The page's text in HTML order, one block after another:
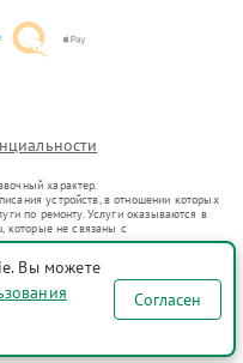
характер.
устройств, в отношении которых
по ремонту. Услуги оказываются в
которые не связаны с
представителями.
в гражданский оборот в соответствии
услуг или введения
о предоставляемых услугах по
офертой, определяемой
Вы можете
Согласен